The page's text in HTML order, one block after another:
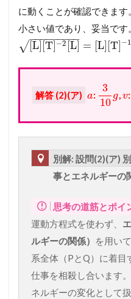
に動くことが確認できま
小さい値であり、妥当です
[L] [T] −2 [L]
− −
−−−−−−−
√ = [L] [T] −1
解答 (2)(ア) a:
3
10
g,v:
別解: 設問(2)(ア)
事とエネルギーの
思考の道筋とポイ
運動方程式を使わず、
ルギーの関係）
を用い
系全体（PとQ）に着目
仕事を相殺し合います
ネルギーの変化として扱